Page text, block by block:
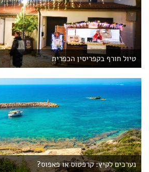
טיול חורף בקפריסין הכפרית
נערכים לקיץ: קרפטוס או פאפוס?